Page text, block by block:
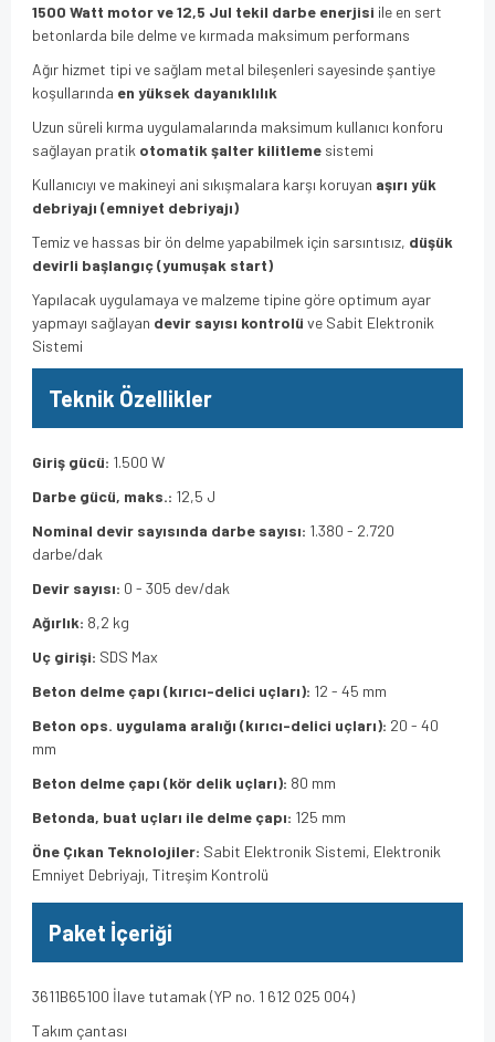
1500 Watt motor ve 12,5 Jul tekil darbe enerjisi ile en sert
betonlarda bile delme ve kırmada maksimum performans
Ağır hizmet tipi ve sağlam metal bileşenleri sayesinde şantiye
koşullarında en yüksek dayanıklılık
Uzun süreli kırma uygulamalarında maksimum kullanıcı konforu
sağlayan pratik otomatik şalter kilitleme sistemi
Kullanıcıyı ve makineyi ani sıkışmalara karşı koruyan aşırı yük
debriyajı (emniyet debriyajı)
Temiz ve hassas bir ön delme yapabilmek için sarsıntısız, düşük
devirli başlangıç (yumuşak start)
Yapılacak uygulamaya ve malzeme tipine göre optimum ayar
yapmayı sağlayan devir sayısı kontrolü ve Sabit Elektronik
Sistemi
Teknik Özellikler
Giriş gücü: 1.500 W
Darbe gücü, maks.: 12,5 J
Nominal devir sayısında darbe sayısı: 1.380 - 2.720
darbe/dak
Devir sayısı: 0 - 305 dev/dak
Ağırlık: 8,2 kg
Uç girişi: SDS Max
Beton delme çapı (kırıcı-delici uçları): 12 - 45 mm
Beton ops. uygulama aralığı (kırıcı-delici uçları): 20 - 40
mm
Beton delme çapı (kör delik uçları): 80 mm
Betonda, buat uçları ile delme çapı: 125 mm
Öne Çıkan Teknolojiler: Sabit Elektronik Sistemi, Elektronik
Emniyet Debriyajı, Titreşim Kontrolü
Paket İçeriği
3611B65100 İlave tutamak (YP no. 1 612 025 004)
Takım çantası